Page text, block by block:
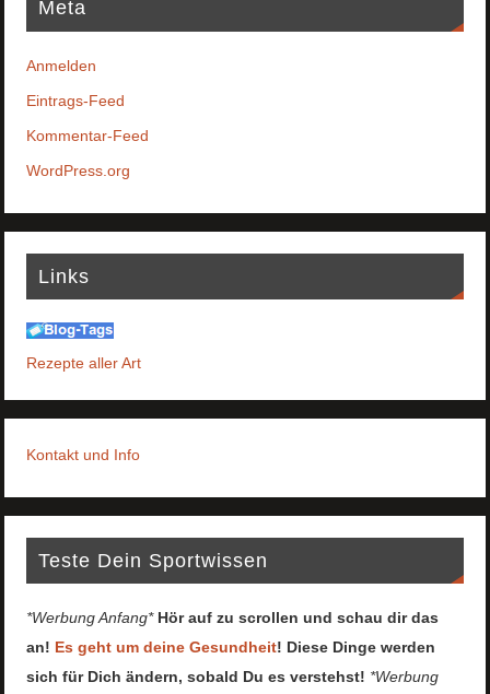
Meta
Anmelden
Eintrags-Feed
Kommentar-Feed
WordPress.org
Links
Rezepte aller Art
Kontakt und Info
Teste Dein Sportwissen
*Werbung Anfang* Hör auf zu scrollen und schau dir das
an! Es geht um deine Gesundheit! Diese Dinge werden
sich für Dich ändern, sobald Du es verstehst! *Werbung